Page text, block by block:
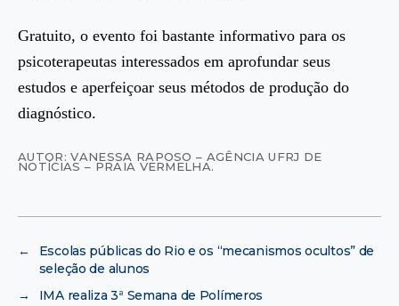
Gratuito, o evento foi bastante informativo para os
psicoterapeutas interessados em aprofundar seus
estudos e aperfeiçoar seus métodos de produção do
diagnóstico.
AUTOR: VANESSA RAPOSO – AGÊNCIA UFRJ DE
NOTÍCIAS – PRAIA VERMELHA.
←
Escolas públicas do Rio e os “mecanismos ocultos” de
seleção de alunos
→
IMA realiza 3ª Semana de Polímeros